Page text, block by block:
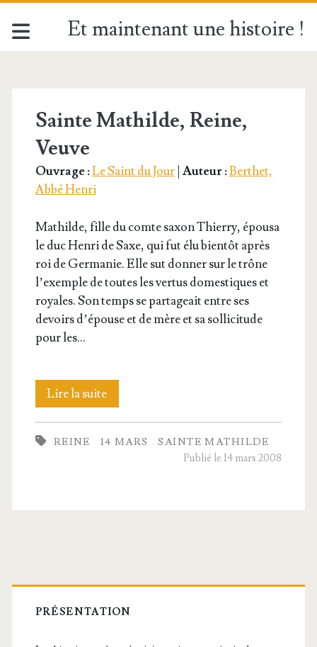
Et maintenant une histoire !
<span>Sainte
Mathilde</span>
Sainte Mathilde, Reine,
Veuve
Ouvrage :Le Saint du Jour| Auteur :Berthet,
Abbé Henri
Mathilde, fille du comte saxon Thier­ry, épou­sa
le duc Hen­ri de Saxe, qui fut élu bien­tôt après
roi de Ger­ma­nie. Elle sut don­ner sur le trône
l’exemple de toutes les ver­tus domes­tiques et
royales. Son temps se par­ta­geait entre ses
devoirs d’é­pouse et de mère et sa sol­li­ci­tude
pour les…
Lire la suiteSainte
Mathilde,
Reine,
REINE 14 MARS
SAINTE MATHILDE
Publié le 14 mars 2008
Barre
latérale
PRÉSENTATION